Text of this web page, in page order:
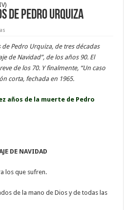
de Pedro Urquiza
Pedro Urquiza, de tres décadas
de Navidad”, de los años 90. El
de los 70. Y finalmente, “Un caso
corta, fechada en 1965.
años de la muerte de Pedro
DE NAVIDAD
los que sufren.
de la mano de Dios y de todas las